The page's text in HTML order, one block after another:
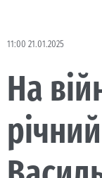
11:00 21.01.2025
На